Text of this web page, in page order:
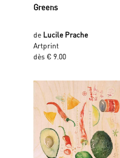
Greens
de Lucile Prache
Artprint
dès € 9.00